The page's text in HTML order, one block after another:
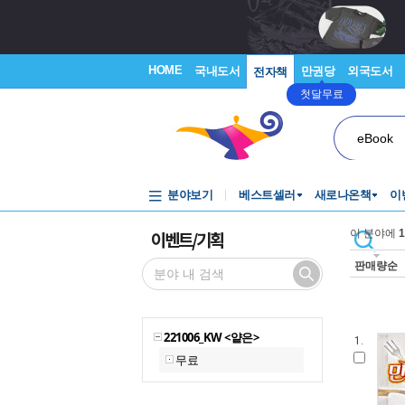
HOME 국내도서 전자책 만권당
첫달무료
외국도서
eBook
분야보기 베스트셀러 새로나온책 이
이벤트/기획
221006_KW <얕은>
무료
이 분야에
판매량순
1.